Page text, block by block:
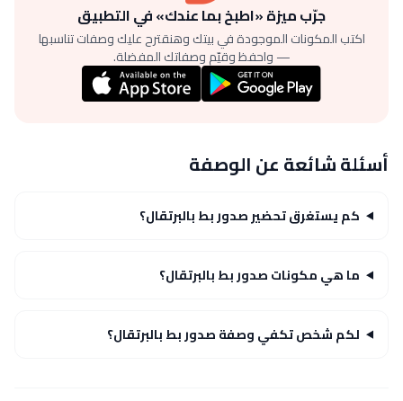
جرّب ميزة «اطبخ بما عندك» في التطبيق
اكتب المكونات الموجودة في بيتك وهنقترح عليك وصفات تناسبها
— واحفظ وقيّم وصفاتك المفضلة.
أسئلة شائعة عن الوصفة
كم يستغرق تحضير صدور بط بالبرتقال؟
ما هي مكونات صدور بط بالبرتقال؟
لكم شخص تكفي وصفة صدور بط بالبرتقال؟